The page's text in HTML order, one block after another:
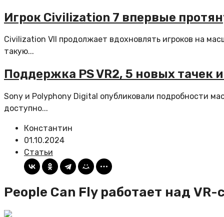
Игрок Civilization 7 впервые
Civilization VII продолжает вдохновлять игроков на
такую...
Поддержка PS VR2, 5 новых тачек
Sony и Polyphony Digital опубликовали подробности
доступно...
Константин
01.10.2024
Статьи
People Can Fly работает над